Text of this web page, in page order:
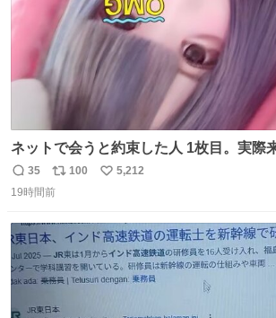
ネットで会うと約束した人 1枚目。実際
返
信
35
リ
ポ
数
100
い
数
5,212
19時間前